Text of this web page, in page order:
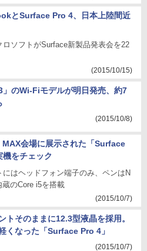
とSurface Pro 4、日本上陸間近
ロソフトがSurface新製品発表会を22
(2015/10/15)
」のWi-Fiモデルが明日発売、約7
(2015/10/8)
会場に展示された「Surface
をチェック
にはヘッドフォン端子のみ、ペンはN
蔵のCore i5を搭載
(2015/10/7)
トそのままに12.3型液晶を採用。
くなった「Surface Pro 4」
(2015/10/7)